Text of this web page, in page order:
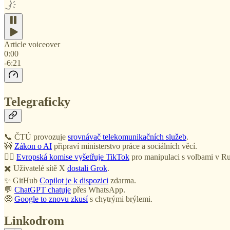
Article voiceover
0:00
-6:21
Telegraficky
📞 ČTÚ provozuje srovnávač telekomunikačních služeb.
🚧 Zákon o AI připraví ministerstvo práce a sociálních věcí.
🧛‍♂️ Evropská komise vyšetřuje TikTok pro manipulaci s volbami v
✖️ Uživatelé sítě X dostali Grok.
✨ GitHub Copilot je k dispozici zdarma.
💬 ChatGPT chatuje přes WhatsApp.
🥸 Google to znovu zkusís chytrými brýlemi.
Linkodrom